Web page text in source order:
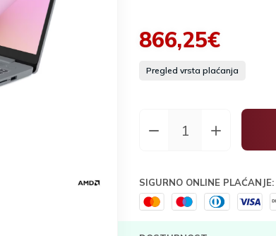
866,25€
Pregled vrsta plaćanja
SIGURNO ONLINE PLAĆANJE: